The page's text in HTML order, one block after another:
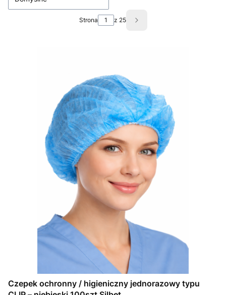
Strona z 25 Następne produkty
Czepek ochronny / higieniczny jednorazowy typu